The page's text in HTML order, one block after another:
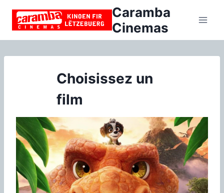
contenu
Caramba
Cinemas
Choisissez un
film